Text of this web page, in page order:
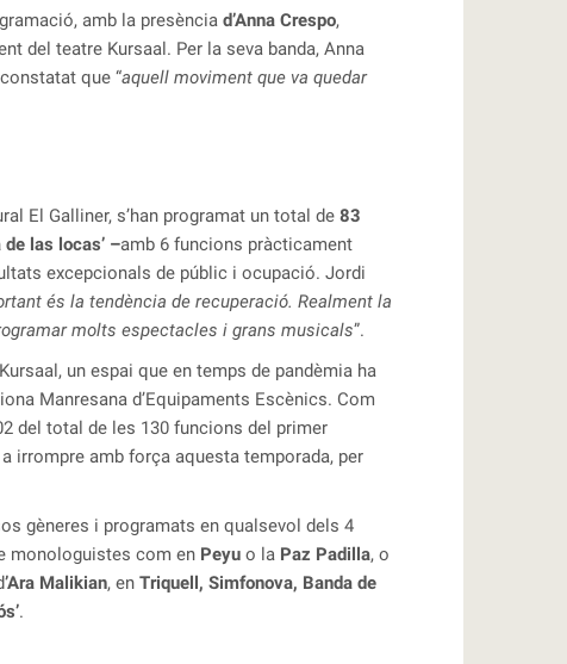
amb la presència d’Anna Crespo,
del teatre Kursaal. Per la seva banda, Anna
que “aquell moviment que va quedar
El Galliner, s’han programat un total de 83
de las locas’ –amb 6 funcions pràcticament
excepcionals de públic i ocupació. Jordi
és la tendència de recuperació. Realment la
molts espectacles i grans musicals”.
un espai que en temps de pandèmia ha
Manresana d’Equipaments Escènics. Com
del total de les 130 funcions del primer
irrompre amb força aquesta temporada, per
gèneres i programats en qualsevol dels 4
monologuistes com en Peyu o la Paz Padilla, o
’Ara Malikian, en Triquell, Simfonova, Banda de
.